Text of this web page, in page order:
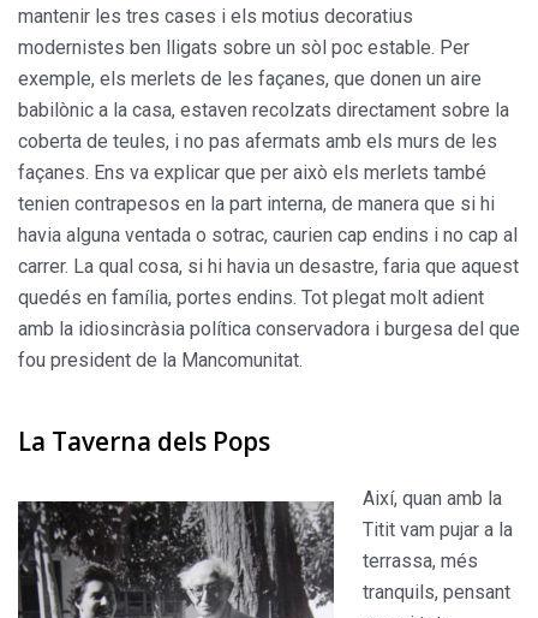
mantenir les tres cases i els motius decoratius
modernistes ben lligats sobre un sòl poc estable. Per
exemple, els merlets de les façanes, que donen un aire
babilònic a la casa, estaven recolzats directament sobre la
coberta de teules, i no pas afermats amb els murs de les
façanes. Ens va explicar que per això els merlets també
tenien contrapesos en la part interna, de manera que si hi
havia alguna ventada o sotrac, caurien cap endins i no cap al
carrer. La qual cosa, si hi havia un desastre, faria que aquest
quedés en família, portes endins. Tot plegat molt adient
amb la idiosincràsia política conservadora i burgesa del que
fou president de la Mancomunitat.
La Taverna dels Pops
Així, quan amb la
Titit vam pujar a la
terrassa, més
tranquils, pensant